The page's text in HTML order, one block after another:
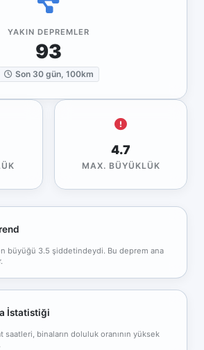
YAKIN DEPREMLER
93
Son 30 gün, 100km
4.7
MAX. BÜYÜKLÜK
büyüğü 3.5 şiddetindeydi. Bu deprem ana
İstatistiği
saatleri, binaların doluluk oranının yüksek